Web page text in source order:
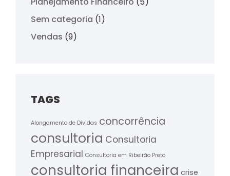
Sem categoria (1)
Vendas (9)
TAGS
Alongamento de Dívidas concorrência
consultoria Consultoria
Empresarial Consultoria em Ribeirão Preto
consultoria financeira crise